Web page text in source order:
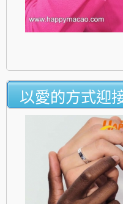
以愛的方式迎